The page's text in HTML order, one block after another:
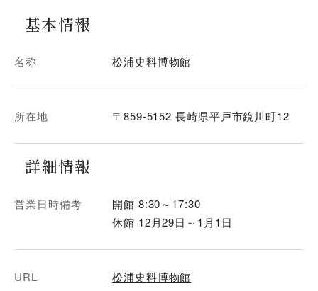
基本情報
名称 松浦史料博物館
所在地 〒859-5152 長崎県平戸市鏡川町12
詳細情報
営業日時備考
開館 8:30～17:30
休館 12月29日～1月1日
URL 松浦史料博物館